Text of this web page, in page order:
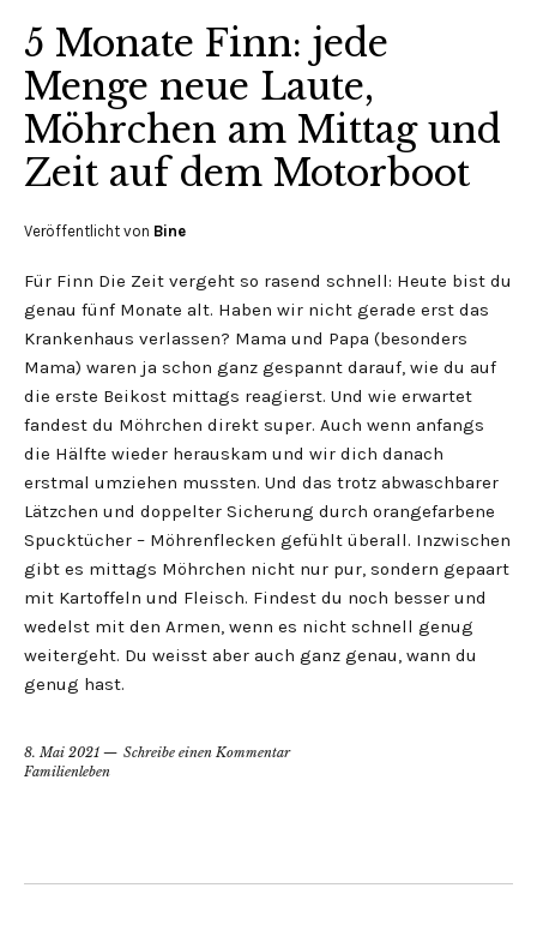
5 Monate Finn: jede
Menge neue Laute,
Möhrchen am Mittag und
Zeit auf dem Motorboot
Veröffentlicht von Bine
Für Finn Die Zeit vergeht so rasend schnell: Heute bist du
genau fünf Monate alt. Haben wir nicht gerade erst das
Krankenhaus verlassen? Mama und Papa (besonders
Mama) waren ja schon ganz gespannt darauf, wie du auf
die erste Beikost mittags reagierst. Und wie erwartet
fandest du Möhrchen direkt super. Auch wenn anfangs
die Hälfte wieder herauskam und wir dich danach
erstmal umziehen mussten. Und das trotz abwaschbarer
Lätzchen und doppelter Sicherung durch orangefarbene
Spucktücher – Möhrenflecken gefühlt überall. Inzwischen
gibt es mittags Möhrchen nicht nur pur, sondern gepaart
mit Kartoffeln und Fleisch. Findest du noch besser und
wedelst mit den Armen, wenn es nicht schnell genug
weitergeht. Du weisst aber auch ganz genau, wann du
genug hast.
8. Mai 2021
Schreibe einen Kommentar
Familienleben